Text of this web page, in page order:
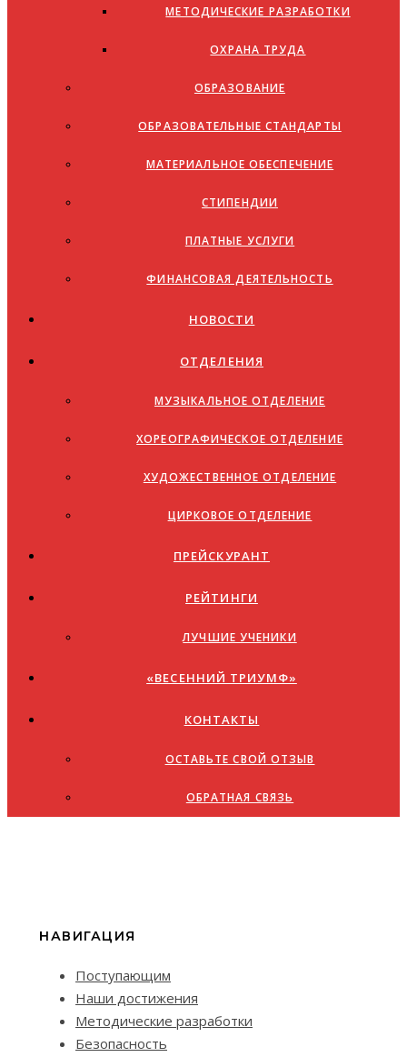
МЕТОДИЧЕСКИЕ РАЗРАБОТКИ
ОХРАНА ТРУДА
ОБРАЗОВАНИЕ
ОБРАЗОВАТЕЛЬНЫЕ СТАНДАРТЫ
МАТЕРИАЛЬНОЕ ОБЕСПЕЧЕНИЕ
СТИПЕНДИИ
ПЛАТНЫЕ УСЛУГИ
ФИНАНСОВАЯ ДЕЯТЕЛЬНОСТЬ
НОВОСТИ
ОТДЕЛЕНИЯ
МУЗЫКАЛЬНОЕ ОТДЕЛЕНИЕ
ХОРЕОГРАФИЧЕСКОЕ ОТДЕЛЕНИЕ
ХУДОЖЕСТВЕННОЕ ОТДЕЛЕНИЕ
ЦИРКОВОЕ ОТДЕЛЕНИЕ
ПРЕЙСКУРАНТ
РЕЙТИНГИ
ЛУЧШИЕ УЧЕНИКИ
«ВЕСЕННИЙ ТРИУМФ»
КОНТАКТЫ
ОСТАВЬТЕ СВОЙ ОТЗЫВ
ОБРАТНАЯ СВЯЗЬ
НАВИГАЦИЯ
Поступающим
Наши достижения
Методические разработки
Безопасность